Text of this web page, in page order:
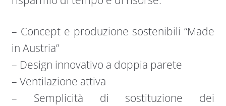
– Concept e produzione sostenibili “Made
in Austria”
– Design innovativo a doppia parete
– Ventilazione attiva
– Semplicità di sostituzione dei